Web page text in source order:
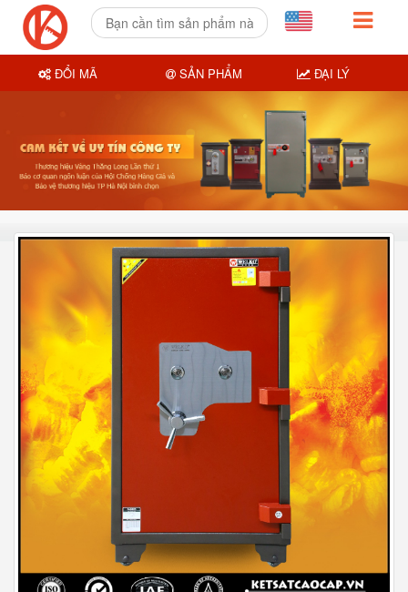
ĐỔI MÃ SẢN PHẨM ĐẠI LÝ